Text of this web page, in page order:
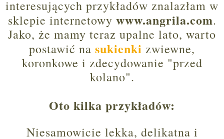
interesujących przykładów znalazłam w
sklepie internetowy www.angrila.com.
Jako, że mamy teraz upalne lato, warto
postawić na sukienki zwiewne,
koronkowe i zdecydowanie "przed
kolano".
Oto kilka przykładów:
Niesamowicie lekka, delikatna i